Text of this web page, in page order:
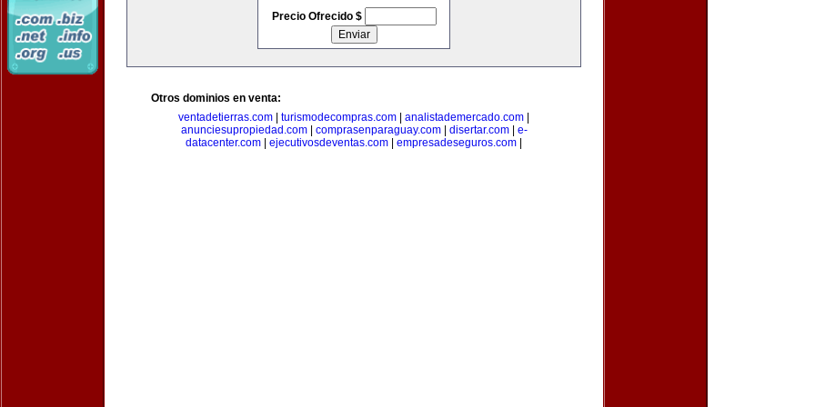
Precio Ofrecido $
Otros dominios en venta:
ventadetierras.com
turismodecompras.com analistademercado.com
anunciesupropiedad.com| comprasenparaguay.com| disertar.com| e-
datacenter.com
ejecutivosdeventas.com empresadeseguros.com